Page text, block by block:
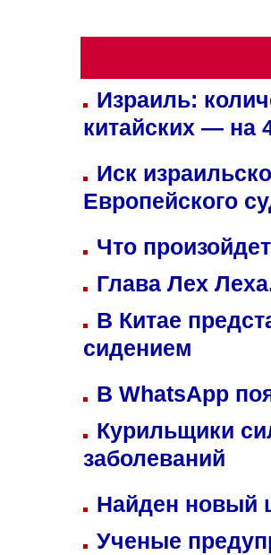
Израиль:
китайских — на
Иск
Европейского
Что
Глава Лех
В Китае
сидением
В WhatsApp
Курильщики
заболеваний
Найден
Ученые